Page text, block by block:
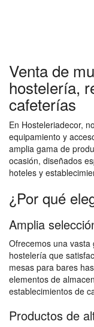
Venta de
hostelería,
cafeterías
En Hosteleriadecor,
equipamiento y
amplia gama de
ocasión, diseñados
hoteles y
¿Por qué
Amplia
Ofrecemos una
hostelería que
mesas para bares
elementos de
establecimientos de
Productos de